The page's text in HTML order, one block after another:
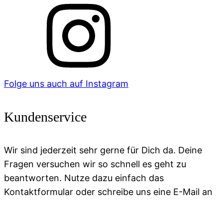
Folge uns auch auf Instagram
Kundenservice
Wir sind jederzeit sehr gerne für Dich da. Deine
Fragen versuchen wir so schnell es geht zu
beantworten. Nutze dazu einfach das
Kontaktformular oder schreibe uns eine E-Mail an